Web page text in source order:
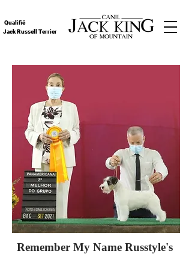
Qualifié
Jack Russell Terrier
Remember My Name Russtyle's